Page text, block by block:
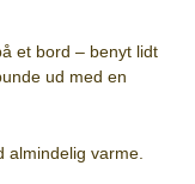
et bord – benyt lidt
ud med en
almindelig varme.